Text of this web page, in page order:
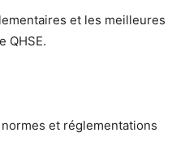
et les meilleures
QHSE.
et réglementations